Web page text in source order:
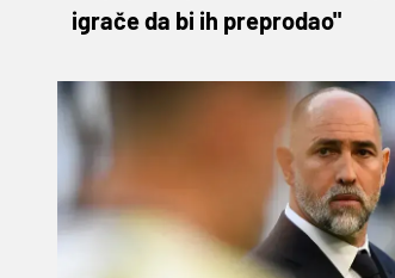
igrače da bi ih preprodao"